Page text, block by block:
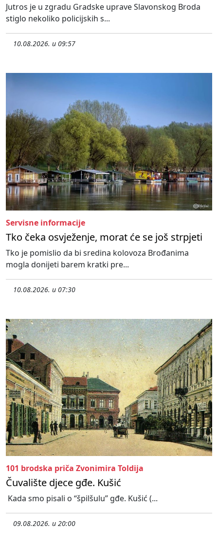
Jutros je u zgradu Gradske uprave Slavonskog Broda
stiglo nekoliko policijskih s...
10.08.2026. u 09:57
Servisne informacije
Tko čeka osvježenje, morat će se još strpjeti
Tko je pomislio da bi sredina kolovoza Brođanima
mogla donijeti barem kratki pre...
10.08.2026. u 07:30
101 brodska priča Zvonimira Toldija
Čuvalište djece gđe. Kušić
Kada smo pisali o “špilšulu” gđe. Kušić (...
09.08.2026. u 20:00